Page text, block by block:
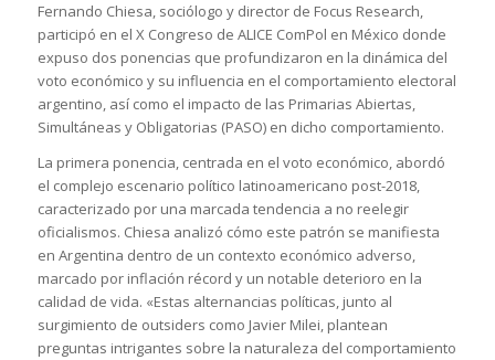
Fernando Chiesa, sociólogo y director de Focus Research,
participó en el X Congreso de ALICE ComPol en México donde
expuso dos ponencias que profundizaron en la dinámica del
voto económico y su influencia en el comportamiento electoral
argentino, así como el impacto de las Primarias Abiertas,
Simultáneas y Obligatorias (PASO) en dicho comportamiento.
La primera ponencia, centrada en el voto económico, abordó
el complejo escenario político latinoamericano post-2018,
caracterizado por una marcada tendencia a no reelegir
oficialismos. Chiesa analizó cómo este patrón se manifiesta
en Argentina dentro de un contexto económico adverso,
marcado por inflación récord y un notable deterioro en la
calidad de vida. «Estas alternancias políticas, junto al
surgimiento de outsiders como Javier Milei, plantean
preguntas intrigantes sobre la naturaleza del comportamiento